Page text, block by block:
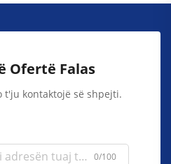
Ofertë Falas
t'ju kontaktojë së shpejti.
0/100